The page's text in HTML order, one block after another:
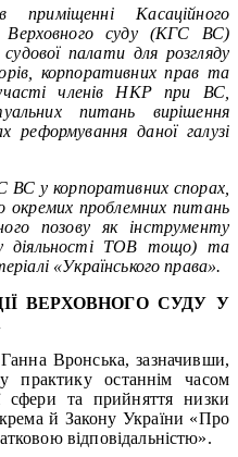
Касаційного
Верховного суду (КГС ВС)
палати для розгляду
корпоративних прав та
членів НКР при ВС,
питань вирішення
реформування даної галузі
ВС у корпоративних спорах,
окремих проблемних питань
позову як інструменту
у діяльності ТОВ тощо) та
«Українського права».
ВЕРХОВНОГО СУДУ У
Вронська, зазначивши,
останнім часом
сфери та прийняття низки
й Закону України «Про
відповідальністю».